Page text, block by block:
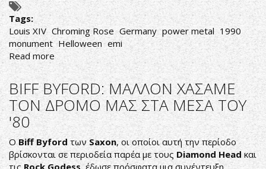
Tags:
Louis XIV Chroming Rose Germany power metal 1990
monument Helloween emi
Read moreabout
Chroming
Rose-
Louis
XIV
BIFF BYFORD: ΜΑΛΛΟΝ ΧΑΣΑΜΕ
ΤΟΝ ΔΡΟΜΟ ΜΑΣ ΣΤΑ ΜΕΣΑ ΤΟΥ
'80
ΟBiff Byford τωνSaxon, οι οποίοι αυτή την περίοδο
βρίσκονται σε περιοδεία παρέα με τους Diamond Head και
τις Rock Godess, έδωσε πρόσφατα μια συνέντευξη